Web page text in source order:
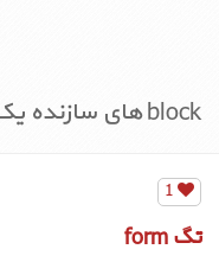
block های سازنده یک تگ فرم
1
تگ form